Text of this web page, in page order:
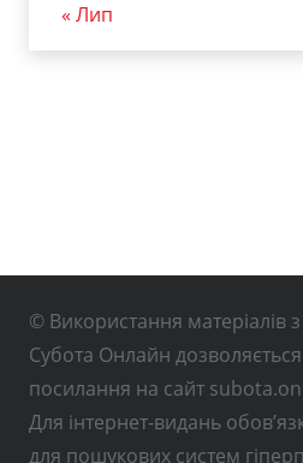
« Лип
© Використання матеріалів
Субота Онлайн
посилання на сайт
Для інтернет-видань
для пошукових систем